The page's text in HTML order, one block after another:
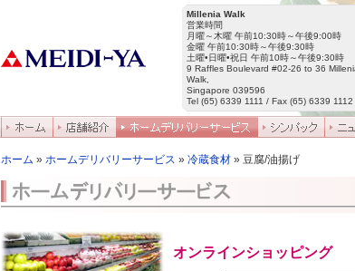
Millenia Walk
営業時間
月曜～木曜 午前10:30時～午後9:00時
金曜 午前10:30時～午後9:30時
土曜•日曜•祝日 午前10時～午後9:30時
9 Raffles Boulevard #02-26 to 36
Walk,
Singapore 039596
Tel (65) 6339 1111 / Fax (65) 6339 1112
ホーム » ホームデリバリーサービス » 冷蔵食材 » 豆腐/油揚げ
オンラインショッピング